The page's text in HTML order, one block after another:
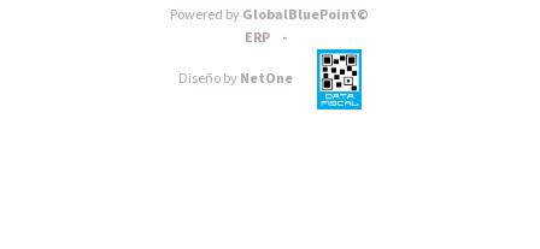
Powered byGlobalBluePoint©
ERP -
Diseño byNetOne